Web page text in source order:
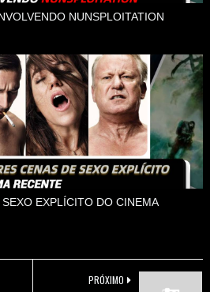
NUNSPLOITATION
EXPLÍCITO DO CINEMA
PRÓXIMO